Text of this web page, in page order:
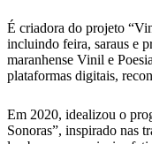
É criadora do projeto
incluindo feira, saraus e
maranhense Vinil e
plataformas digitais,
Em 2020, idealizou o
Sonoras”, inspirado nas